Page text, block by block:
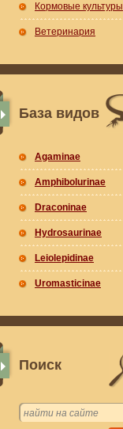
Кормовые культуры
Ветеринария
База видов
Agaminae
Amphibolurinae
Draconinae
Hydrosaurinae
Leiolepidinae
Uromasticinae
Поиск